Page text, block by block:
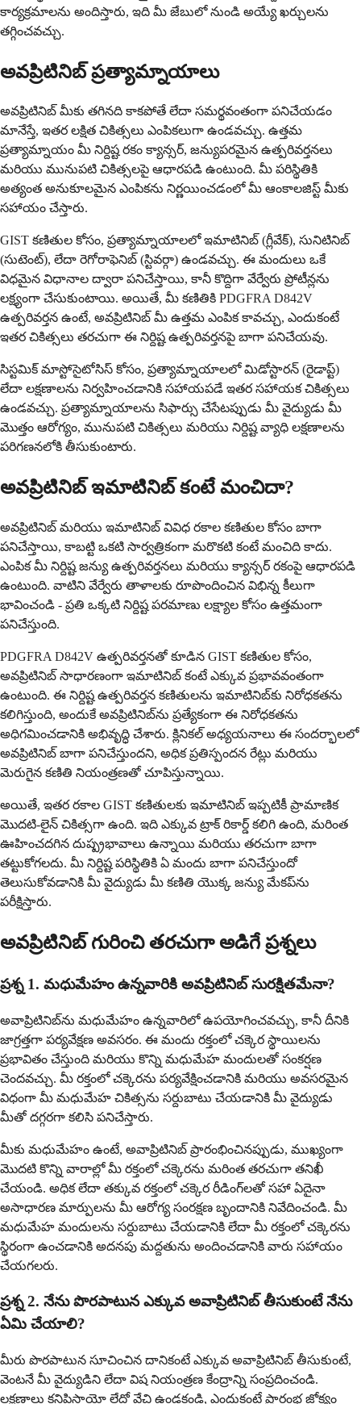
కార్యక్రమాలను అందిస్తారు, ఇది మీ జేబులో నుండి అయ్యే ఖర్చులను
తగ్గించవచ్చు.
అవప్రిటినిబ్ ప్రత్యామ్నాయాలు
అవప్రిటినిబ్ మీకు తగినది కాకపోతే లేదా సమర్థవంతంగా పనిచేయడం
మానేస్తే, ఇతర లక్షిత చికిత్సలు ఎంపికలుగా ఉండవచ్చు. ఉత్తమ
ప్రత్యామ్నాయం మీ నిర్దిష్ట రకం క్యాన్సర్, జన్యుపరమైన ఉత్పరివర్తనలు
మరియు మునుపటి చికిత్సలపై ఆధారపడి ఉంటుంది. మీ పరిస్థితికి
అత్యంత అనుకూలమైన ఎంపికను నిర్ణయించడంలో మీ ఆంకాలజిస్ట్ మీకు
సహాయం చేస్తారు.
GIST కణితుల కోసం, ప్రత్యామ్నాయాలలో ఇమాటినిబ్ (గ్లీవేక్), సునిటినిబ్
(సుటెంట్), లేదా రెగోరాఫెనిబ్ (స్టివర్గా) ఉండవచ్చు. ఈ మందులు ఒకే
విధమైన విధానాల ద్వారా పనిచేస్తాయి, కానీ కొద్దిగా వేర్వేరు ప్రోటీన్లను
లక్ష్యంగా చేసుకుంటాయి. అయితే, మీ కణితికి PDGFRA D842V
ఉత్పరివర్తన ఉంటే, అవప్రిటినిబ్ మీ ఉత్తమ ఎంపిక కావచ్చు, ఎందుకంటే
ఇతర చికిత్సలు తరచుగా ఈ నిర్దిష్ట ఉత్పరివర్తనపై బాగా పనిచేయవు.
సిస్టమిక్ మాస్టోసైటోసిస్ కోసం, ప్రత్యామ్నాయాలలో మిడోస్టారన్ (రైడాప్ట్)
లేదా లక్షణాలను నిర్వహించడానికి సహాయపడే ఇతర సహాయక చికిత్సలు
ఉండవచ్చు. ప్రత్యామ్నాయాలను సిఫార్సు చేసేటప్పుడు మీ వైద్యుడు మీ
మొత్తం ఆరోగ్యం, మునుపటి చికిత్సలు మరియు నిర్దిష్ట వ్యాధి లక్షణాలను
పరిగణనలోకి తీసుకుంటారు.
అవప్రిటినిబ్ ఇమాటినిబ్ కంటే మంచిదా?
అవప్రిటినిబ్ మరియు ఇమాటినిబ్ వివిధ రకాల కణితుల కోసం బాగా
పనిచేస్తాయి, కాబట్టి ఒకటి సార్వత్రికంగా మరొకటి కంటే మంచిది కాదు.
ఎంపిక మీ నిర్దిష్ట జన్యు ఉత్పరివర్తనలు మరియు క్యాన్సర్ రకంపై ఆధారపడి
ఉంటుంది. వాటిని వేర్వేరు తాళాలకు రూపొందించిన విభిన్న కీలుగా
భావించండి - ప్రతి ఒక్కటి నిర్దిష్ట పరమాణు లక్ష్యాల కోసం ఉత్తమంగా
పనిచేస్తుంది.
PDGFRA D842V ఉత్పరివర్తనతో కూడిన GIST కణితుల కోసం,
అవప్రిటినిబ్ సాధారణంగా ఇమాటినిబ్ కంటే ఎక్కువ ప్రభావవంతంగా
ఉంటుంది. ఈ నిర్దిష్ట ఉత్పరివర్తన కణితులను ఇమాటినిబ్‌కు నిరోధకతను
కలిగిస్తుంది, అందుకే అవప్రిటినిబ్‌ను ప్రత్యేకంగా ఈ నిరోధకతను
అధిగమించడానికి అభివృద్ధి చేశారు. క్లినికల్ అధ్యయనాలు ఈ సందర్భాలలో
అవప్రిటినిబ్ బాగా పనిచేస్తుందని, అధిక ప్రతిస్పందన రేట్లు మరియు
మెరుగైన కణితి నియంత్రణతో చూపిస్తున్నాయి.
అయితే, ఇతర రకాల GIST కణితులకు ఇమాటినిబ్ ఇప్పటికీ ప్రామాణిక
మొదటి-లైన్ చికిత్సగా ఉంది. ఇది ఎక్కువ ట్రాక్ రికార్డ్ కలిగి ఉంది, మరింత
ఊహించదగిన దుష్ప్రభావాలు ఉన్నాయి మరియు తరచుగా బాగా
తట్టుకోగలదు. మీ నిర్దిష్ట పరిస్థితికి ఏ మందు బాగా పనిచేస్తుందో
తెలుసుకోవడానికి మీ వైద్యుడు మీ కణితి యొక్క జన్యు మేకప్‌ను
పరీక్షిస్తారు.
అవప్రిటినిబ్ గురించి తరచుగా అడిగే ప్రశ్నలు
ప్రశ్న 1. మధుమేహం ఉన్నవారికి అవప్రిటినిబ్ సురక్షితమేనా?
అవాప్రిటినిబ్‌ను మధుమేహం ఉన్నవారిలో ఉపయోగించవచ్చు, కానీ దీనికి
జాగ్రత్తగా పర్యవేక్షణ అవసరం. ఈ మందు రక్తంలో చక్కెర స్థాయిలను
ప్రభావితం చేస్తుంది మరియు కొన్ని మధుమేహ మందులతో సంకర్షణ
చెందవచ్చు. మీ రక్తంలో చక్కెరను పర్యవేక్షించడానికి మరియు అవసరమైన
విధంగా మీ మధుమేహ చికిత్సను సర్దుబాటు చేయడానికి మీ వైద్యుడు
మీతో దగ్గరగా కలిసి పనిచేస్తారు.
మీకు మధుమేహం ఉంటే, అవాప్రిటినిబ్ ప్రారంభించినప్పుడు, ముఖ్యంగా
మొదటి కొన్ని వారాల్లో మీ రక్తంలో చక్కెరను మరింత తరచుగా తనిఖీ
చేయండి. అధిక లేదా తక్కువ రక్తంలో చక్కెర రీడింగ్‌లతో సహా ఏదైనా
అసాధారణ మార్పులను మీ ఆరోగ్య సంరక్షణ బృందానికి నివేదించండి. మీ
మధుమేహ మందులను సర్దుబాటు చేయడానికి లేదా మీ రక్తంలో చక్కెరను
స్థిరంగా ఉంచడానికి అదనపు మద్దతును అందించడానికి వారు సహాయం
చేయగలరు.
ప్రశ్న 2. నేను పొరపాటున ఎక్కువ అవాప్రిటినిబ్ తీసుకుంటే నేను
ఏమి చేయాలి?
మీరు పొరపాటున సూచించిన దానికంటే ఎక్కువ అవాప్రిటినిబ్ తీసుకుంటే,
వెంటనే మీ వైద్యుడిని లేదా విష నియంత్రణ కేంద్రాన్ని సంప్రదించండి.
లక్షణాలు కనిపిస్తాయో లేదో వేచి ఉండకండి, ఎందుకంటే ప్రారంభ జోక్యం